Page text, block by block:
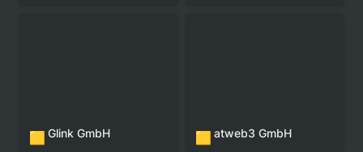
🟨 Glink GmbH 🟨 atweb3 GmbH